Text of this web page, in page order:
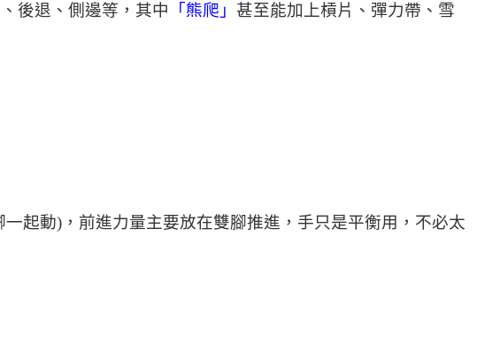
後退、側邊等，其中 「熊爬」 甚至能加上槓片、彈力帶、雪
起動)，前進力量主要放在雙腳推進，手只是平衡用，不必太